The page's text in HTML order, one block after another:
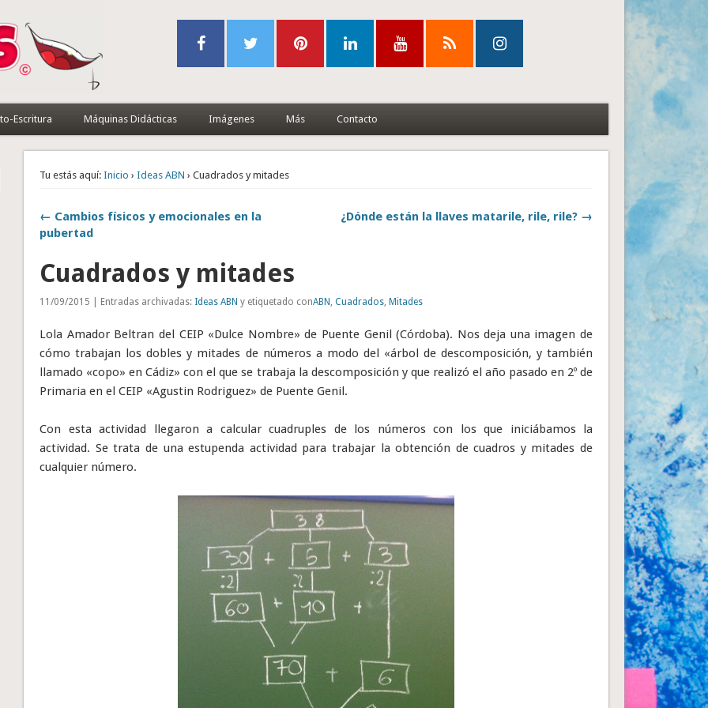
Escritura Máquinas Didácticas Imágenes Más Contacto
Tu estás aquí: Inicio ›Ideas ABN › Cuadrados y mitades
← Cambios físicos y emocionales en la
pubertad
¿Dónde están la llaves matarile, rile, rile? →
Cuadrados y mitades
11/09/2015 | Entradas archivadas: Ideas ABN y etiquetado conABN,Cuadrados,Mitades
Lola Amador Beltran del CEIP «Dulce Nombre» de Puente Genil (Córdoba). Nos deja una imagen de
cómo trabajan los dobles y mitades de números a modo del «árbol de descomposición, y también
llamado «copo» en Cádiz» con el que se trabaja la descomposición y que realizó el año pasado en 2º de
Primaria en el CEIP «Agustin Rodriguez» de Puente Genil.
Con esta actividad llegaron a calcular cuadruples de los números con los que iniciábamos la
actividad. Se trata de una estupenda actividad para trabajar la obtención de cuadros y mitades de
cualquier número.